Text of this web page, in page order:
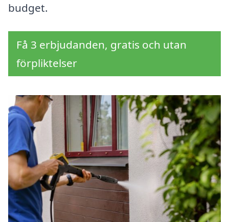
budget.
Få 3 erbjudanden, gratis och utan
förpliktelser